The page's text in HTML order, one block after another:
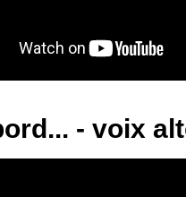
- voix